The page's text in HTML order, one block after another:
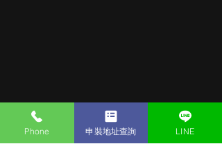
Phone 申裝地址查詢 LINE